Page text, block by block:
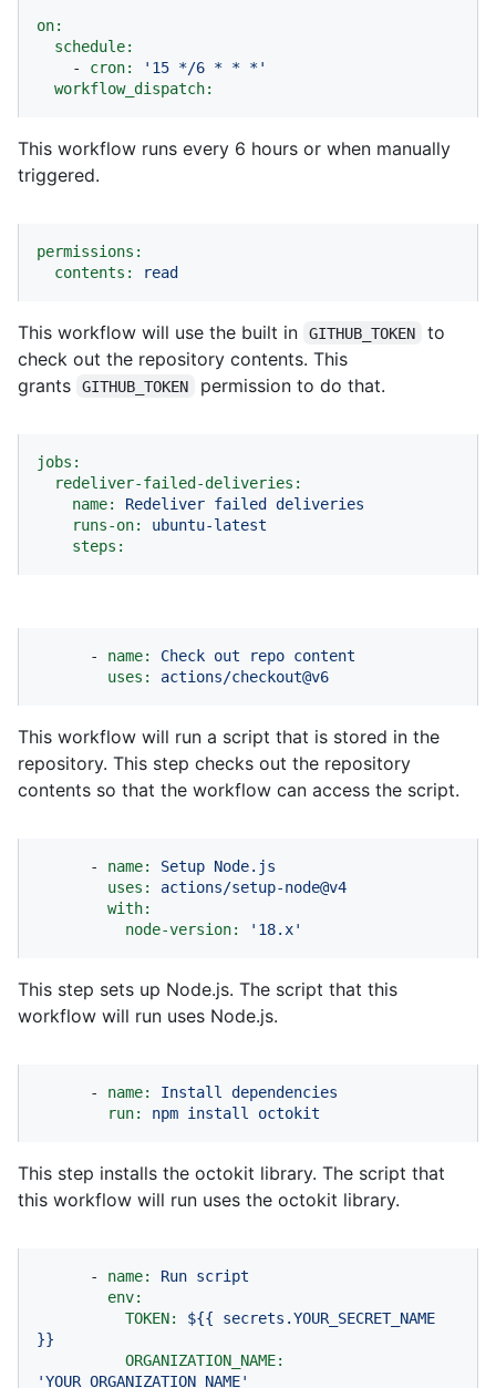
on:
schedule:
-
cron:
'15 */6 * * *'
workflow_dispatch:
This workflow runs every 6 hours or when manually
triggered.
permissions:
contents:
read
This workflow will use the built in GITHUB_TOKEN
to
check out the repository contents. This
grants
GITHUB_TOKEN permission to do that.
jobs:
redeliver-failed-deliveries:
name:
Redeliver failed deliveries
runs-on:
ubuntu-latest
steps:
- name: Check out repo content
uses:
actions/checkout@v6
This workflow will run a script that is stored in the
repository. This step checks out the repository
contents so that the workflow can access the script.
- name: Setup Node.js
uses:
actions/setup-node@v4
with:
node-version:
'18.x'
This step sets up Node.js. The script that this
workflow will run uses Node.js.
- name: Install
dependencies
run:
npm install octokit
This step installs the octokit library. The script that
this workflow will run uses the octokit library.
- name: Run script
env:
TOKEN:
${{
secrets.YOUR_SECRET_NAME
}}
ORGANIZATION_NAME:
'YOUR_ORGANIZATION_NAME'